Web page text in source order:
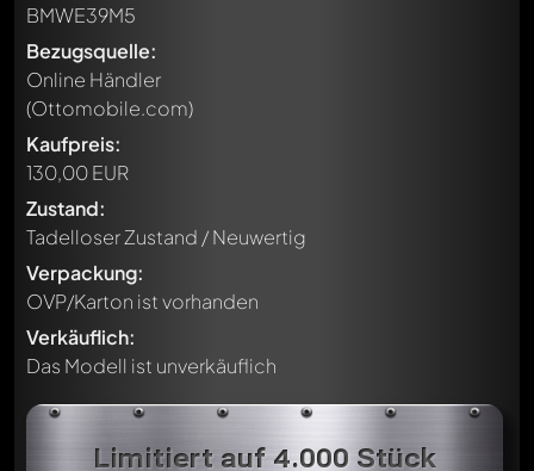
BMWE39M5
Bezugsquelle:
Online Händler
(Ottomobile.com)
Kaufpreis:
130,00 EUR
Zustand:
Tadelloser Zustand / Neuwertig
Verpackung:
OVP/Karton ist vorhanden
Verkäuflich:
Das Modell ist unverkäuflich
Limitiert auf 4.000 Stück